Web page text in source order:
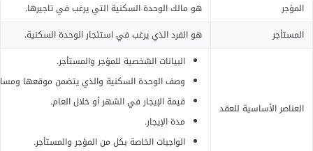
المؤجر
هو مالك الوحدة السكنية التي يرغب في تاجيرها.
المستأجر
هو الفرد الذي يرغب في استئجار الوحدة السكنية.
العناصر الأساسية للعقد
البيانات الشخصية للمؤجر والمستأجر.
وصف الوحدة السكنية والذي يتضمن موقعها
قيمة الإيجار في الشهر أو خلال العام.
مدة الإيجار.
الواجبات الخاصة بكل من المؤجر والمستأجر.